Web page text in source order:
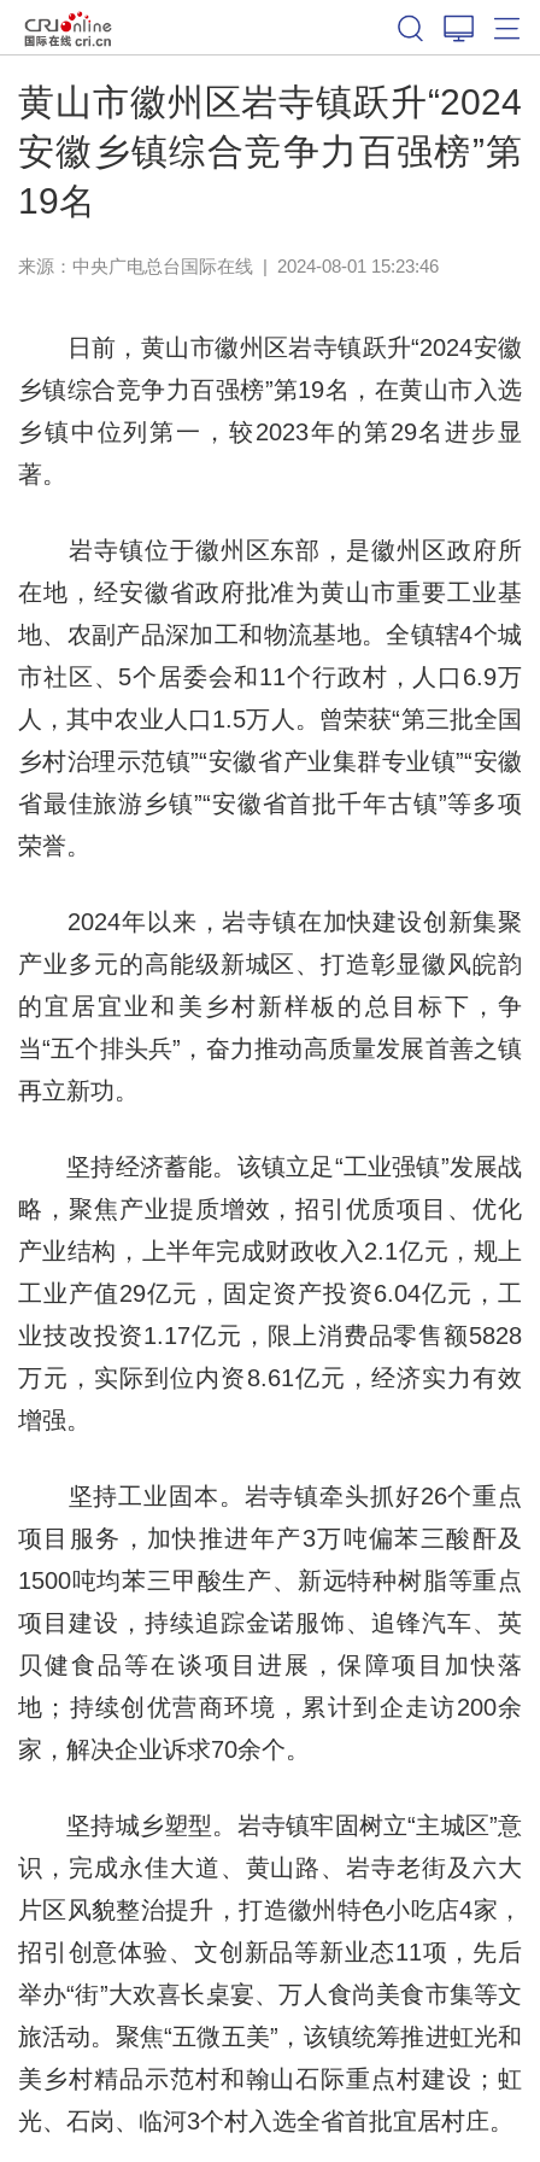
黄山市徽州区岩寺镇跃升“2024
安徽乡镇综合竞争力百强榜”第
19名
来源：中央广电总台国际在线| 2024-08-01 15:23:46
日前，黄山市徽州区岩寺镇跃升“2024安徽
乡镇综合竞争力百强榜”第19名，在黄山市入选
乡镇中位列第一，较2023年的第29名进步显
著。
岩寺镇位于徽州区东部，是徽州区政府所
在地，经安徽省政府批准为黄山市重要工业基
地、农副产品深加工和物流基地。全镇辖4个城
市社区、5个居委会和11个行政村，人口6.9万
人，其中农业人口1.5万人。曾荣获“第三批全国
乡村治理示范镇”“安徽省产业集群专业镇”“安徽
省最佳旅游乡镇”“安徽省首批千年古镇”等多项
荣誉。
2024年以来，岩寺镇在加快建设创新集聚
产业多元的高能级新城区、打造彰显徽风皖韵
的宜居宜业和美乡村新样板的总目标下，争
当“五个排头兵”，奋力推动高质量发展首善之镇
再立新功。
坚持经济蓄能。该镇立足“工业强镇”发展战
略，聚焦产业提质增效，招引优质项目、优化
产业结构，上半年完成财政收入2.1亿元，规上
工业产值29亿元，固定资产投资6.04亿元，工
业技改投资1.17亿元，限上消费品零售额5828
万元，实际到位内资8.61亿元，经济实力有效
增强。
坚持工业固本。岩寺镇牵头抓好26个重点
项目服务，加快推进年产3万吨偏苯三酸酐及
1500吨均苯三甲酸生产、新远特种树脂等重点
项目建设，持续追踪金诺服饰、追锋汽车、英
贝健食品等在谈项目进展，保障项目加快落
地；持续创优营商环境，累计到企走访200余
家，解决企业诉求70余个。
坚持城乡塑型。岩寺镇牢固树立“主城区”意
识，完成永佳大道、黄山路、岩寺老街及六大
片区风貌整治提升，打造徽州特色小吃店4家，
招引创意体验、文创新品等新业态11项，先后
举办“街”大欢喜长桌宴、万人食尚美食市集等文
旅活动。聚焦“五微五美”，该镇统筹推进虹光和
美乡村精品示范村和翰山石际重点村建设；虹
光、石岗、临河3个村入选全省首批宜居村庄。